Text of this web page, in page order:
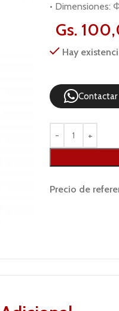
• Dimensiones:
Gs.
Hay
Contactar
Precio de